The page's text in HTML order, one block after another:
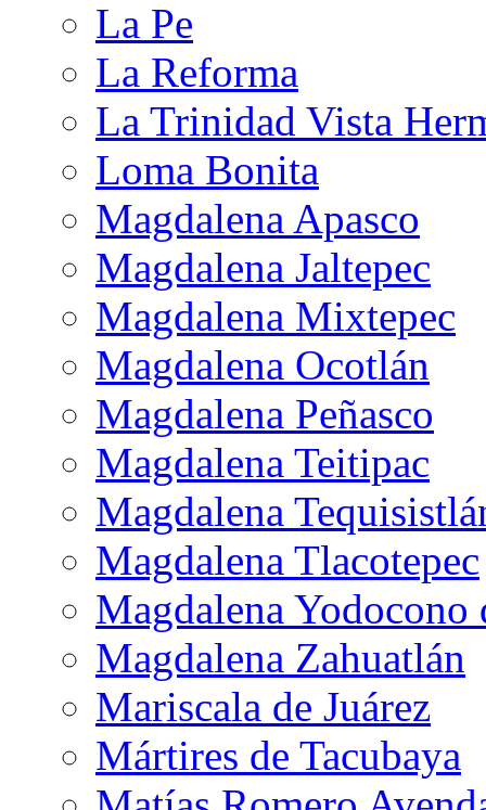
La Pe
La Reforma
La Trinidad Vista
Loma Bonita
Magdalena Apasco
Magdalena Jaltepec
Magdalena Mixtepec
Magdalena Ocotlán
Magdalena Peñasco
Magdalena Teitipac
Magdalena
Magdalena Tlacotepec
Magdalena
Magdalena Zahuatlán
Mariscala de Juárez
Mártires de Tacubaya